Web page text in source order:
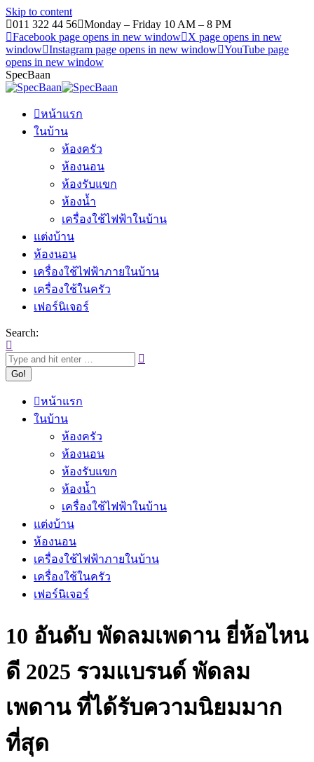
Skip to content
011 322 44 56 Monday – Friday 10 AM – 8 PM
Facebook page opens in new window
X page opens in new
window Instagram page opens in new window YouTube page
opens in new window
SpecBaan
หน้าแรก
ในบ้าน
ห้องครัว
ห้องนอน
ห้องรับแขก
ห้องน้ำ
เครื่องใช้ไฟฟ้าในบ้าน
แต่งบ้าน
ห้องนอน
เครื่องใช้ไฟฟ้าภายในบ้าน
เครื่องใช้ในครัว
เฟอร์นิเจอร์
Search:
หน้าแรก
ในบ้าน
ห้องครัว
ห้องนอน
ห้องรับแขก
ห้องน้ำ
เครื่องใช้ไฟฟ้าในบ้าน
แต่งบ้าน
ห้องนอน
เครื่องใช้ไฟฟ้าภายในบ้าน
เครื่องใช้ในครัว
เฟอร์นิเจอร์
10 อันดับ พัดลมเพดาน ยี่ห้อไหน
ดี 2025 รวมแบรนด์ พัดลม
เพดาน ที่ได้รับความนิยมมาก
ที่สุด